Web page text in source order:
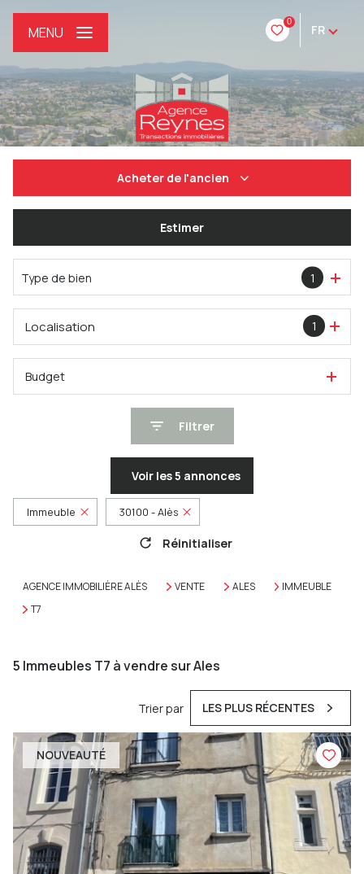
0
FR
MENU
Acheter de l'ancien
De l'immo pro
Estimer
Type de bien 1
1
Localisation
Budget
Filtrer
Voir les5 annonces
Immeuble 30100 - Alès
Réinitialiser
AGENCE IMMOBILIÈRE ALÈS VENTE ALES
IMMEUBLE
T7
5 Immeubles T7 à vendre sur Ales
Trier par LES PLUS RÉCENTES
NOUVEAUTÉ